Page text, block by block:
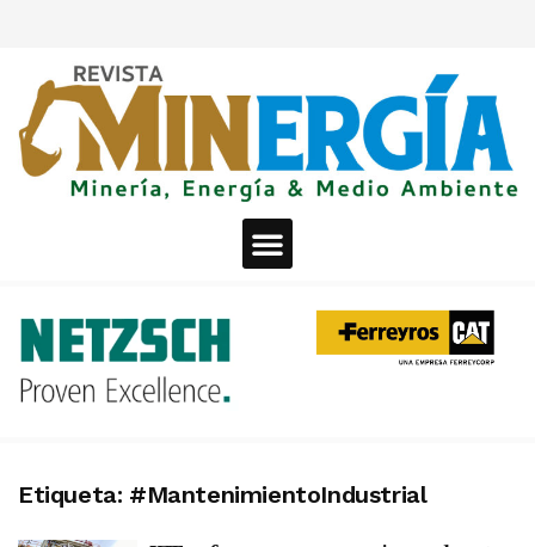
Etiqueta: #MantenimientoIndustrial